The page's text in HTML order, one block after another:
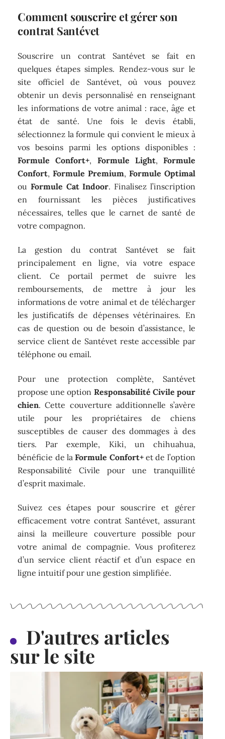
Comment souscrire et gérer son
contrat Santévet
Souscrire un contrat Santévet se fait en
quelques étapes simples. Rendez-vous sur le
site officiel de Santévet, où vous pouvez
obtenir un devis personnalisé en renseignant
les informations de votre animal : race, âge et
état de santé. Une fois le devis établi,
sélectionnez la formule qui convient le mieux à
vos besoins parmi les options disponibles :
Formule Confort+, Formule Light, Formule
Confort,Formule Premium, Formule Optimal
ouFormule Cat Indoor. Finalisez l’inscription
en fournissant les pièces justificatives
nécessaires, telles que le carnet de santé de
votre compagnon.
La gestion du contrat Santévet se fait
principalement en ligne, via votre espace
client. Ce portail permet de suivre les
remboursements, de mettre à jour les
informations de votre animal et de télécharger
les justificatifs de dépenses vétérinaires. En
cas de question ou de besoin d’assistance, le
service client de Santévet reste accessible par
téléphone ou email.
Pour une protection complète, Santévet
propose une option Responsabilité Civile pour
chien. Cette couverture additionnelle s’avère
utile pour les propriétaires de chiens
susceptibles de causer des dommages à des
tiers. Par exemple, Kiki, un chihuahua,
bénéficie de laFormule Confort+et de l’option
Responsabilité Civile pour une tranquillité
d’esprit maximale.
Suivez ces étapes pour souscrire et gérer
efficacement votre contrat Santévet, assurant
ainsi la meilleure couverture possible pour
votre animal de compagnie. Vous profiterez
d’un service client réactif et d’un espace en
ligne intuitif pour une gestion simplifiée.
D'autres articles
sur le site